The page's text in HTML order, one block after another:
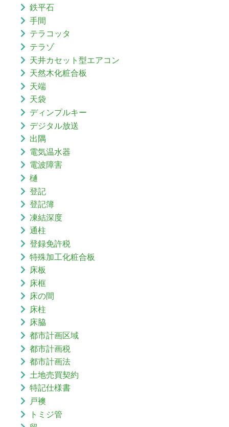
鉄平石
手間
テラコッタ
テラゾ
天井カセット型エアコン
天然木化粧合板
天端
天袋
ディンプルキー
デジタル放送
出隅
電気温水器
電波障害
樋
登記
登記簿
凍結深度
通柱
登録免許税
特殊加工化粧合板
床板
床框
床の間
床柱
床脇
都市計画区域
都市計画税
都市計画法
土地売買契約
特記仕様書
戸襖
トミジ管